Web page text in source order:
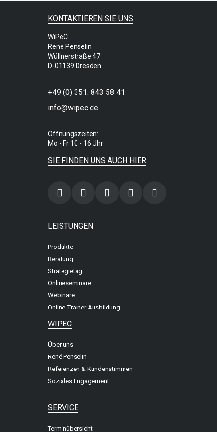
KONTAKTIEREN SIE UNS
WiPeC
René Penselin
Wüllnerstraße 47
D-01139 Dresden
+49 (0) 351. 843 58 41
info@wipec.de
Öffnungszeiten:
Mo - Fr 10 - 16 Uhr
SIE FINDEN UNS AUCH HIER
LEISTUNGEN
Produkte
Beratung
Strategietag
Onlineseminare
Webinare
Online-Trainer Ausbildung
WIPEC
Über uns
René Penselin
Referenzen & Kundenstimmen
Soziales Engagement
SERVICE
Terminübersicht